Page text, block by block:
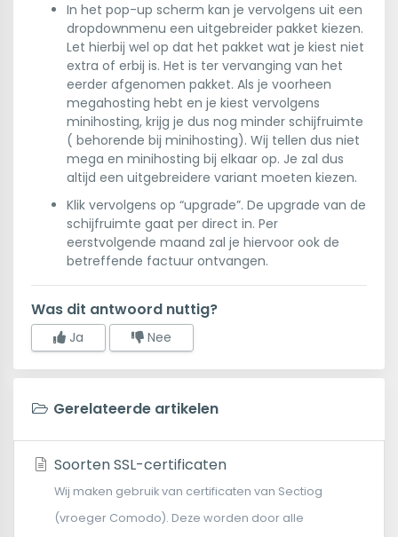
In het pop-up scherm kan je vervolgens uit een
dropdownmenu een uitgebreider pakket kiezen.
Let hierbij wel op dat het pakket wat je kiest niet
extra of erbij is. Het is ter vervanging van het
eerder afgenomen pakket. Als je voorheen
megahosting hebt en je kiest vervolgens
minihosting, krijg je dus nog minder schijfruimte
( behorende bij minihosting). Wij tellen dus niet
mega en minihosting bij elkaar op. Je zal dus
altijd een uitgebreidere variant moeten kiezen.
Klik vervolgens op “upgrade”. De upgrade van de
schijfruimte gaat per direct in. Per
eerstvolgende maand zal je hiervoor ook de
betreffende factuur ontvangen.
Was dit antwoord nuttig?
Ja Nee
Gerelateerde artikelen
Soorten SSL-certificaten
Wij maken gebruik van certificaten van Sectiog
(vroeger Comodo). Deze worden door alle